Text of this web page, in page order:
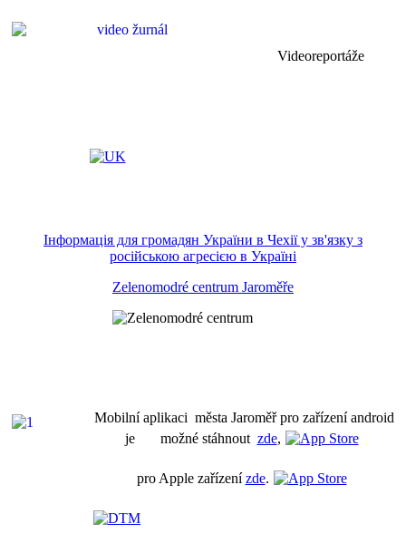
Videoreportáže
Інформація для громадян України в Чехії у зв'язку з
російською агресією в Україні
Zelenomodré centrum Jaroměře
Mobilní aplikaci města Jaroměř pro zařízení android
je možné stáhnout zde,
pro Apple zařízenízde.